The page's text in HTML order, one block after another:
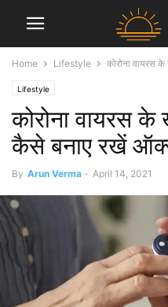
Home Lifestyle कोरोना वायरस
Lifestyle
कोरोना वायरस
कैसे बनाए रखें
By Arun Verma - April 14, 2021